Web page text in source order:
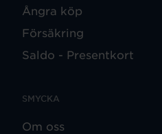
Ångra köp
Försäkring
Saldo - Presentkort
SMYCKA
Om oss